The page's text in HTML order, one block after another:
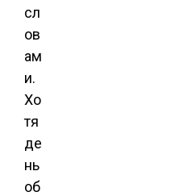
сл
ов
ам
и.
Хо
тя
де
нь
об